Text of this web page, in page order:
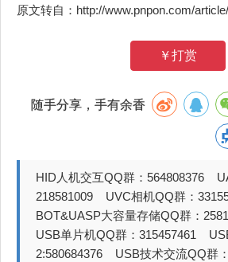
原文转自：http://www.pnpon.com/
￥打赏
随手分享，手有余香
HID人机交互QQ群：564808376
218581009 UVC相机QQ群：
BOT&UASP大容量存储QQ群：
USB单片机QQ群：315457461
2:580684376 USB技术交流QQ群：